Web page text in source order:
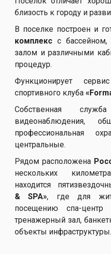
близость к городу и
В поселке построен и
комплекс с
залом и различными
процедур.
Функционирует
спортивного клуба «
Собственная
видеонаблюдения,
профессиональная
центральные.
Рядом расположена
нескольких
находится
&SPA», где для
посещению спа-
тренажерный зал,
объекты инфраструктуры.